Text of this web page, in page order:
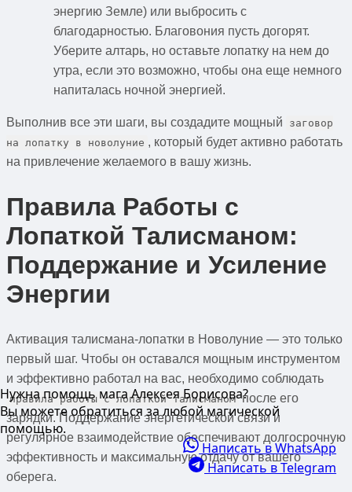
Нужна помощь мага Алексея Борисова?
Вы можете обратиться за любой магической
помощью.
Написать в WhatsApp
Написать в Telegram
энергию Земле) или выбросить с
благодарностью. Благовония пусть догорят.
Уберите алтарь, но оставьте лопатку на нем до
утра, если это возможно, чтобы она еще немного
напиталась ночной энергией.
Выполнив все эти шаги, вы создадите мощный
заговор
на лопатку в новолуние , который будет активно работать
на привлечение желаемого в вашу жизнь.
Правила Работы с
Лопаткой Талисманом:
Поддержание и Усиление
Энергии
Активация талисмана-лопатки в Новолуние — это только
первый шаг. Чтобы он оставался мощным инструментом
и эффективно работал на вас, необходимо соблюдать
правила работы с лопаткой талисманом после его
зарядки. Поддержание энергетической связи и
регулярное взаимодействие обеспечивают долгосрочную
эффективность и максимальную отдачу от вашего
оберега.